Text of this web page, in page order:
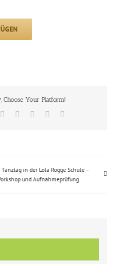
Choose Your Platform!
LinkedIn
TumblrPinterest
Tanztag in der Lola Rogge Schule –
und Aufnahmeprüfung